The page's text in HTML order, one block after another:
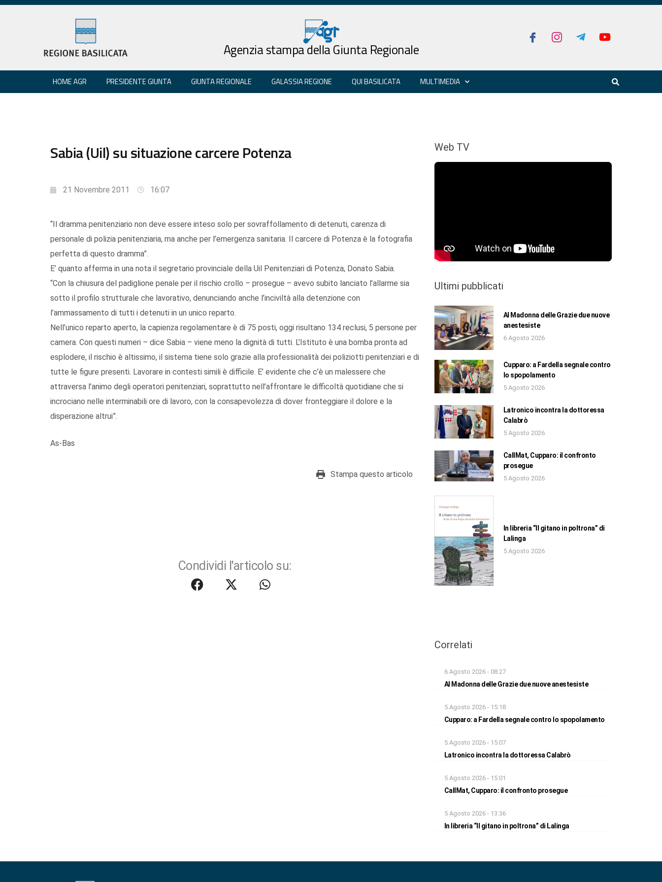
Agenzia stampa della Giunta Regionale
HOME AGR PRESIDENTE GIUNTA GIUNTA REGIONALE GALASSIA REGIONE QUI BASILICATA MULTIMEDIA
Sabia (Uil) su situazione carcere Potenza
21 Novembre 2011 16:07
“Il dramma penitenziario non deve essere inteso solo per sovraffollamento di detenuti, carenza di
personale di polizia penitenziaria, ma anche per l’emergenza sanitaria. Il carcere di Potenza è la fotografia
perfetta di questo dramma”.
E’ quanto afferma in una nota il segretario provinciale della Uil Penitenziari di Potenza, Donato Sabia.
“Con la chiusura del padiglione penale per il rischio crollo – prosegue – avevo subito lanciato l’allarme sia
sotto il profilo strutturale che lavorativo, denunciando anche l’inciviltà alla detenzione con
l’ammassamento di tutti i detenuti in un unico reparto.
Nell’unico reparto aperto, la capienza regolamentare è di 75 posti, oggi risultano 134 reclusi, 5 persone per
camera. Con questi numeri – dice Sabia – viene meno la dignità di tutti. L’Istituto è una bomba pronta ad
esplodere, il rischio è altissimo, il sistema tiene solo grazie alla professionalità dei poliziotti penitenziari e di
tutte le figure presenti. Lavorare in contesti simili è difficile. E’ evidente che c’è un malessere che
attraversa l’animo degli operatori penitenziari, soprattutto nell’affrontare le difficoltà quotidiane che si
incrociano nelle interminabili ore di lavoro, con la consapevolezza di dover fronteggiare il dolore e la
disperazione altrui”.
As-Bas
Stampa questo articolo
Condividi l'articolo su:
Web TV
Ultimi pubblicati
Al Madonna delle Grazie due nuove
anestesiste
6 Agosto 2026
Cupparo: a Fardella segnale contro
lo spopolamento
5 Agosto 2026
Latronico incontra la dottoressa
Calabrò
5 Agosto 2026
CallMat, Cupparo: il confronto
prosegue
5 Agosto 2026
In libreria “Il gitano in poltrona” di
Lalinga
5 Agosto 2026
Correlati
6 Agosto 2026 - 08:27
Al Madonna delle Grazie due nuove anestesiste
5 Agosto 2026 - 15:18
Cupparo: a Fardella segnale contro lo spopolamento
5 Agosto 2026 - 15:07
Latronico incontra la dottoressa Calabrò
5 Agosto 2026 - 15:01
CallMat, Cupparo: il confronto prosegue
5 Agosto 2026 - 13:36
In libreria “Il gitano in poltrona” di Lalinga